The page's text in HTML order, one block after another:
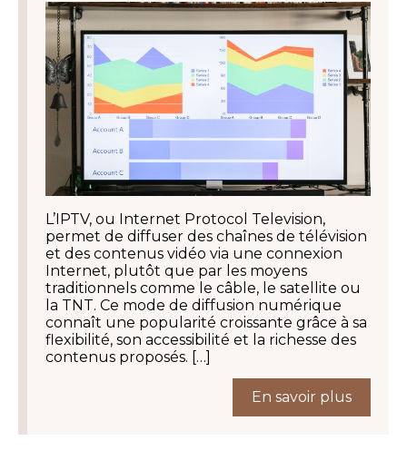
L’IPTV, ou Internet Protocol Television,
permet de diffuser des chaînes de télévision
et des contenus vidéo via une connexion
Internet, plutôt que par les moyens
traditionnels comme le câble, le satellite ou
la TNT. Ce mode de diffusion numérique
connaît une popularité croissante grâce à sa
flexibilité, son accessibilité et la richesse des
contenus proposés. […]
En savoir plus